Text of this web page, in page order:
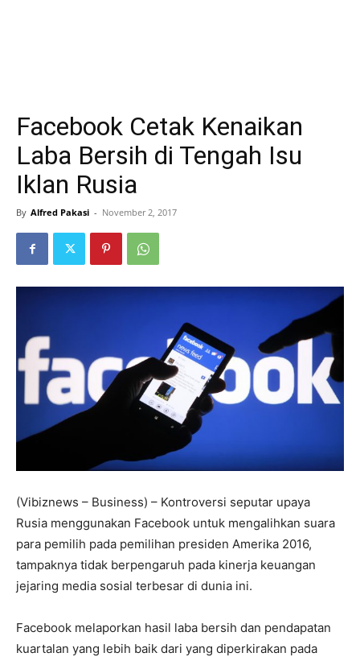
Facebook Cetak Kenaikan
Laba Bersih di Tengah Isu
Iklan Rusia
By Alfred Pakasi - November 2, 2017
(Vibiznews – Business) – Kontroversi seputar upaya
Rusia menggunakan Facebook untuk mengalihkan suara
para pemilih pada pemilihan presiden Amerika 2016,
tampaknya tidak berpengaruh pada kinerja keuangan
jejaring media sosial terbesar di dunia ini.
Facebook melaporkan hasil laba bersih dan pendapatan
kuartalan yang lebih baik dari yang diperkirakan pada